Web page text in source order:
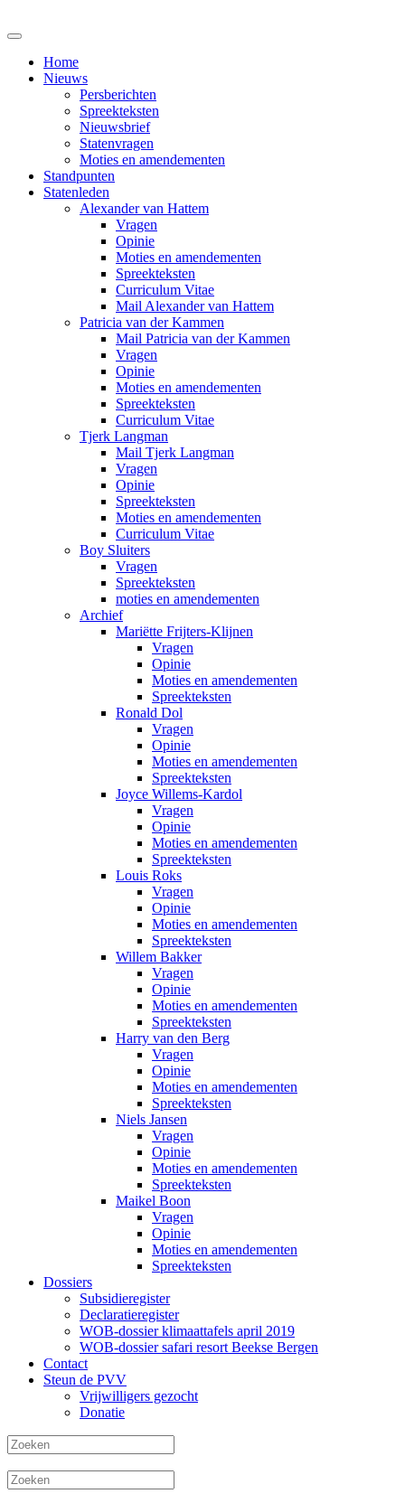
Home
Nieuws
Persberichten
Spreekteksten
Nieuwsbrief
Statenvragen
Moties en amendementen
Standpunten
Statenleden
Alexander van Hattem
Vragen
Opinie
Moties en amendementen
Spreekteksten
Curriculum Vitae
Mail Alexander van Hattem
Patricia van der Kammen
Mail Patricia van der Kammen
Vragen
Opinie
Moties en amendementen
Spreekteksten
Curriculum Vitae
Tjerk Langman
Mail Tjerk Langman
Vragen
Opinie
Spreekteksten
Moties en amendementen
Curriculum Vitae
Boy Sluiters
Vragen
Spreekteksten
moties en amendementen
Archief
Mariëtte Frijters-Klijnen
Vragen
Opinie
Moties en amendementen
Spreekteksten
Ronald Dol
Vragen
Opinie
Moties en amendementen
Spreekteksten
Joyce Willems-Kardol
Vragen
Opinie
Moties en amendementen
Spreekteksten
Louis Roks
Vragen
Opinie
Moties en amendementen
Spreekteksten
Willem Bakker
Vragen
Opinie
Moties en amendementen
Spreekteksten
Harry van den Berg
Vragen
Opinie
Moties en amendementen
Spreekteksten
Niels Jansen
Vragen
Opinie
Moties en amendementen
Spreekteksten
Maikel Boon
Vragen
Opinie
Moties en amendementen
Spreekteksten
Dossiers
Subsidieregister
Declaratieregister
WOB-dossier klimaattafels april 2019
WOB-dossier safari resort Beekse Bergen
Contact
Steun de PVV
Vrijwilligers gezocht
Donatie